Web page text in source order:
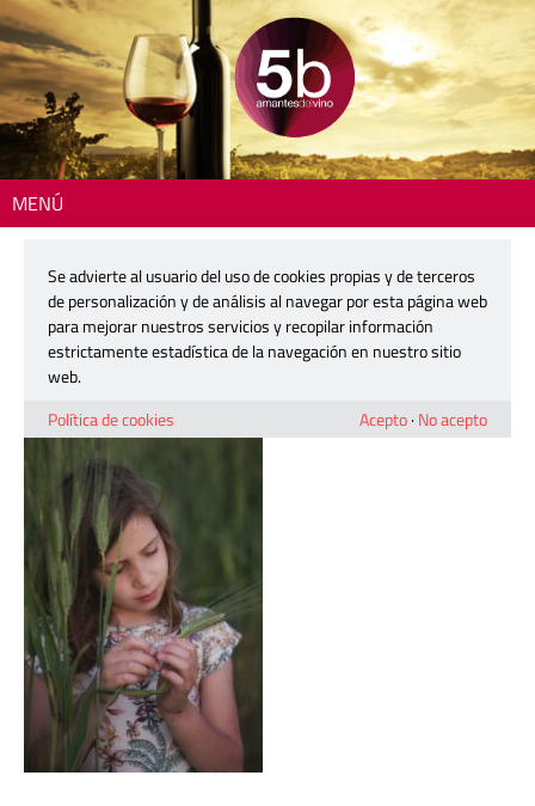
MENÚ
WhatsApp Image 2024-06-05 at
11.17.02
6 junio, 2024
Se advierte al usuario del uso de cookies propias y de terceros
de personalización y de análisis al navegar por esta página web
para mejorar nuestros servicios y recopilar información
estrictamente estadística de la navegación en nuestro sitio
web.
Política de cookies
Acepto· No acepto